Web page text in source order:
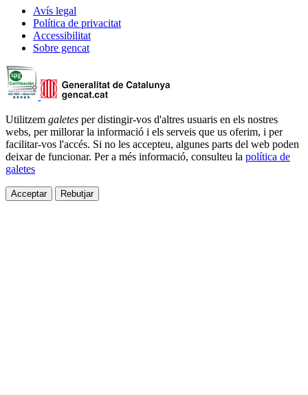
Avís legal
Política de privacitat
Accessibilitat
Sobre gencat
Utilitzem galetes per distingir-vos d'altres usuaris en els nostres
webs, per millorar la informació i els serveis que us oferim, i per
facilitar-vos l'accés. Si no les accepteu, algunes parts del web poden
deixar de funcionar. Per a més informació, consulteu la política de
galetes
Acceptar Rebutjar